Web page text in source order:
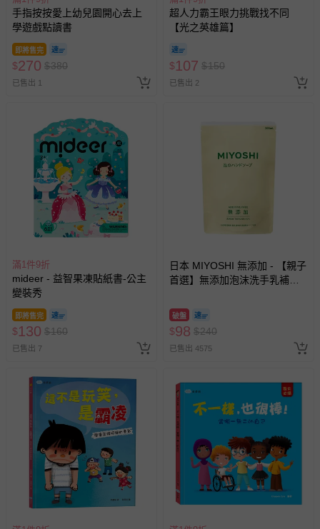
手指按按愛上幼兒園開心去上
學遊戲點讀書
即將售完
$270 $380
已售出 1
超人力霸王眼力挑戰找不同
【光之英雄篇】
$107 $150
已售出 2
滿1件9折
mideer - 益智果凍貼紙書-公主
變裝秀
即將售完
$130 $160
已售出 7
日本 MIYOSHI 無添加 - 【親子
首選】無添加泡沫洗手乳補充
破盤
$98 $240
已售出 4575